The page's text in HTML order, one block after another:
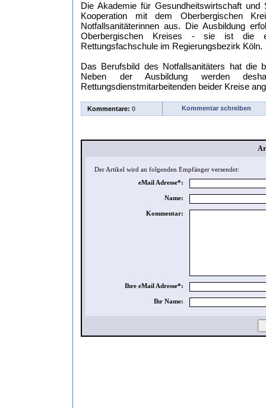
Die Akademie für Gesundheitswirtschaft
Kooperation mit dem Oberbergischen
Notfallsanitäterinnen aus. Die Ausbildung
Oberbergischen Kreises - sie ist die
Rettungsfachschule im Regierungsbezirk Köln.
Das Berufsbild des Notfallsanitäters hat die
Neben der Ausbildung werden
Rettungsdienstmitarbeitenden beider Kreise
Kommentare: 0 Kommentar schreiben
Der Artikel wird an folgenden Empfänger versendet:
eMail Adresse*:
Name:
Kommentar:
Ihre eMail Adresse*:
Ihr Name: